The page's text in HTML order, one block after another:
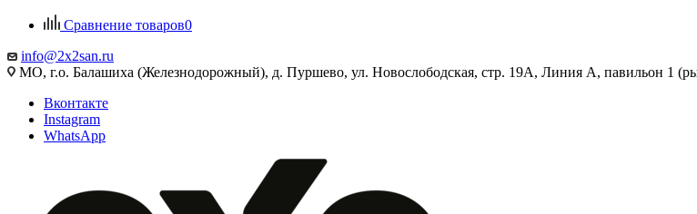
Сравнение товаров0
info@2x2san.ru
МО, г.о. Балашиха (Железнодорожный), д. Пуршево, ул. Новослободская, стр. 19А, Линия А, павильон 1
Вконтакте
Instagram
WhatsApp